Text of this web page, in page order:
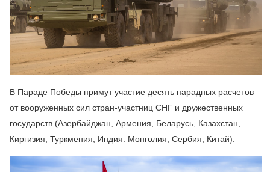
В Параде Победы примут участие десять парадных расчетов
от вооруженных сил стран-участниц СНГ и дружественных
государств (Азербайджан, Армения, Беларусь, Казахстан,
Киргизия, Туркмения, Индия. Монголия, Сербия, Китай).